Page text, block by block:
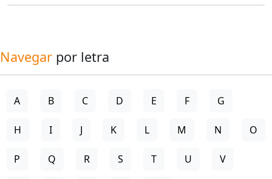
Navegar por letra
A B C D E F G
H I J K L M N O
P Q R S T U V